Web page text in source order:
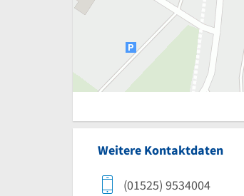
Weitere Kontaktdaten
(01525) 9534004